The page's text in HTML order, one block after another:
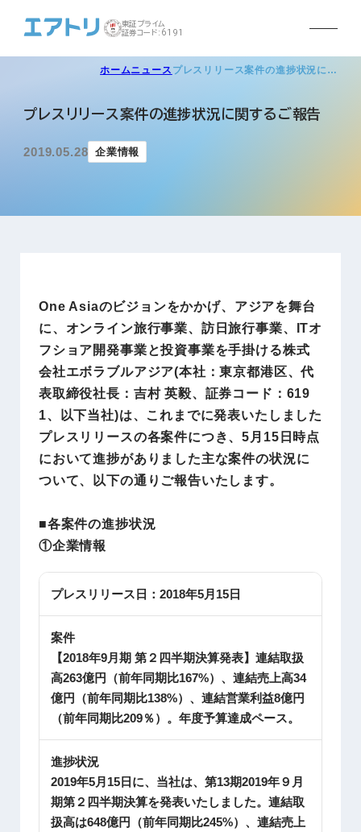
東証プライム
証券コード:6191
ホームニュース プレスリリース案件の進捗状況に…
プレスリリース案件の進捗状況に関するご報告
2019.05.28 企業情報
One Asiaのビジョンをかかげ、アジアを舞台
に、オンライン旅行事業、訪日旅行事業、ITオ
フショア開発事業と投資事業を手掛ける株式
会社エボラブルアジア(本社：東京都港区、代
表取締役社長：吉村 英毅、証券コード：619
1、以下当社)は、これまでに発表いたしました
プレスリリースの各案件につき、5月15日時点
において進捗がありました主な案件の状況に
ついて、以下の通りご報告いたします。
■各案件の進捗状況
①企業情報
プレスリリース日： 2018年5月15日
案件
【2018年9月期 第２四半期決算発表】連結取扱
高263億円（前年同期比167%）、連結売上高34
億円（前年同期比138%）、連結営業利益8億円
（前年同期比209％）。年度予算達成ペース。
進捗状況
2019年5月15日に、当社は、第13期2019年９月
期第２四半期決算を発表いたしました。連結取
扱高は648億円（前年同期比245%）、連結売上